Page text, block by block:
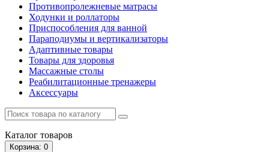
Противопролежневые матрасы
Ходунки и роллаторы
Приспособления для ванной
Параподиумы и вертикализаторы
Адаптивные товары
Товары для здоровья
Массажные столы
Реабилитационные тренажеры
Аксессуары
Каталог товаров
Корзина: 0